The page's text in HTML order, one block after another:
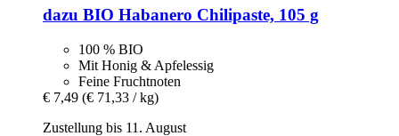
dazu BIO Habanero Chilipaste, 105 g
100 % BIO
Mit Honig & Apfelessig
Feine Fruchtnoten
€ 7,49 (€ 71,33 / kg)
Zustellung bis 11. August